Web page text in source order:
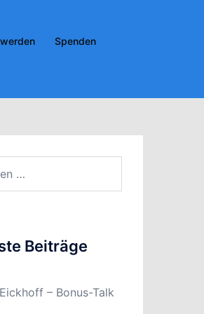
Spenden
Beiträge
– Bonus-Talk